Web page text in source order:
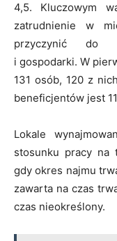
4,5. Kluczowym
zatrudnienie w
przyczynić do
i gospodarki. W
131 osób, 120 z
beneficjentów jest
Lokale
stosunku pracy na
gdy okres najmu
zawarta na czas
czas nieokreślony.